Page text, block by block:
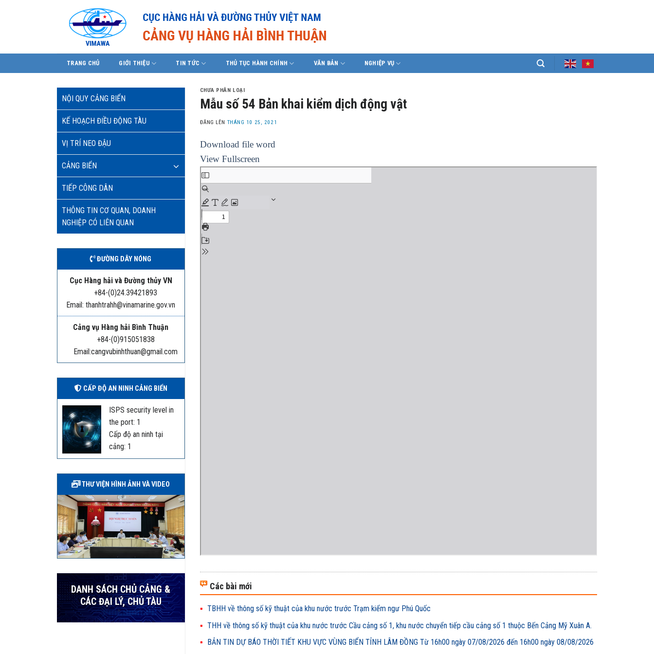
TRANG CHỦ GIỚI THIỆU TIN TỨC THỦ TỤC HÀNH CHÍNH VĂN BẢN NGHIỆP VỤ
NỘI QUY CẢNG BIỂN
KẾ HOẠCH ĐIỀU ĐỘNG TÀU
VỊ TRÍ NEO ĐẬU
CẢNG BIỂN
TIẾP CÔNG DÂN
THÔNG TIN CƠ QUAN, DOANH
NGHIỆP CÓ LIÊN QUAN
ĐƯỜNG DÂY NÓNG
Cục Hàng hải và Đường thủy VN
+84-(0)24.39421893
Email: thanhtrahh@vinamarine.gov.vn
Cảng vụ Hàng hải Bình Thuận
+84-(0)915051838
Email:cangvubinhthuan@gmail.com
CẤP ĐỘ AN NINH CẢNG BIỂN
ISPS security level in
the port: 1
Cấp độ an ninh tại
cảng: 1
THƯ VIỆN HÌNH ẢNH VÀ VIDEO
DANH SÁCH CHỦ CẢNG &
CÁC ĐẠI LÝ, CHỦ TÀU
CHƯA PHÂN LOẠI
Mẫu số 54 Bản khai kiểm dịch động vật
ĐĂNG LÊN THÁNG 10 25, 2021
Download file word
View Fullscreen
Các bài mới
TBHH về thông số kỹ thuật của khu nước trước Trạm kiểm ngư Phú Quốc
THH về thông số kỹ thuật của khu nước trước Cầu cảng số 1, khu nước chuyển tiếp cầu cảng số 1 thuộc Bến Cảng Mỹ Xuân A.
BẢN TIN DỰ BÁO THỜI TIẾT KHU VỰC VÙNG BIỂN TỈNH LÂM ĐỒNG Từ 16h00 ngày 07/08/2026 đến 16h00 ngày 08/08/2026